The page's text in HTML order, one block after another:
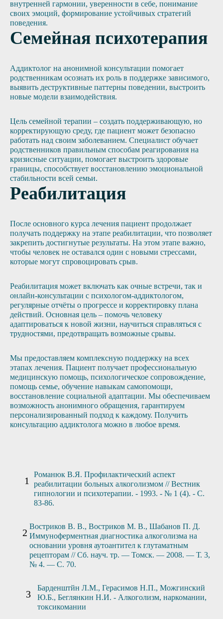
внутренней гармонии, уверенности в себе, понимание
своих эмоций, формирование устойчивых стратегий
поведения.
Семейная психотерапия
Аддиктолог на анонимной консультации помогает
родственникам осознать их роль в поддержке зависимого,
выявить деструктивные паттерны поведении, выстроить
новые модели взаимодействия.
Цель семейной терапии – создать поддерживающую, но
корректирующую среду, где пациент может безопасно
работать над своим заболеванием. Специалист обучает
родственников правильным способам реагирования на
кризисные ситуации, помогает выстроить здоровые
границы, способствует восстановлению эмоциональной
стабильности всей семьи.
Реабилитация
После основного курса лечения пациент продолжает
получать поддержку на этапе реабилитации, что позволяет
закрепить достигнутые результаты. На этом этапе важно,
чтобы человек не оставался один с новыми стрессами,
которые могут спровоцировать срыв.
Реабилитация может включать как очные встречи, так и
онлайн-консультации с психологом-аддиктологом,
регулярные отчёты о прогрессе и корректировку плана
действий. Основная цель – помочь человеку
адаптироваться к новой жизни, научиться справляться с
трудностями, предотвращать возможные срывы.
Мы предоставляем комплексную поддержку на всех
этапах лечения. Пациент получает профессиональную
медицинскую помощь, психологическое сопровождение,
помощь семье, обучение навыкам самопомощи,
восстановление социальной адаптации. Мы обеспечиваем
возможность анонимного обращения, гарантируем
персонализированный подход к каждому. Получить
консультацию аддиктолога можно в любое время.
Романюк В.Я. Профилактический аспект
реабилитации больных алкоголизмом // Вестник
гипнологии и психотерапии. - 1993. - № 1 (4). - С.
83-86.
Востриков В. В., Востриков М. В., Шабанов П. Д.
Иммуноферментная диагностика алкоголизма на
основании уровня аутоантител к глутаматным
рецепторам // Сб. науч. тр. — Томск. — 2008. — Т. 3,
№ 4. — С. 70.
Барденштйн Л.М., Герасимов Н.П., Можгинский
Ю.Б., Беглянкин Н.И. - Алкоголизм, наркомании,
токсикомании